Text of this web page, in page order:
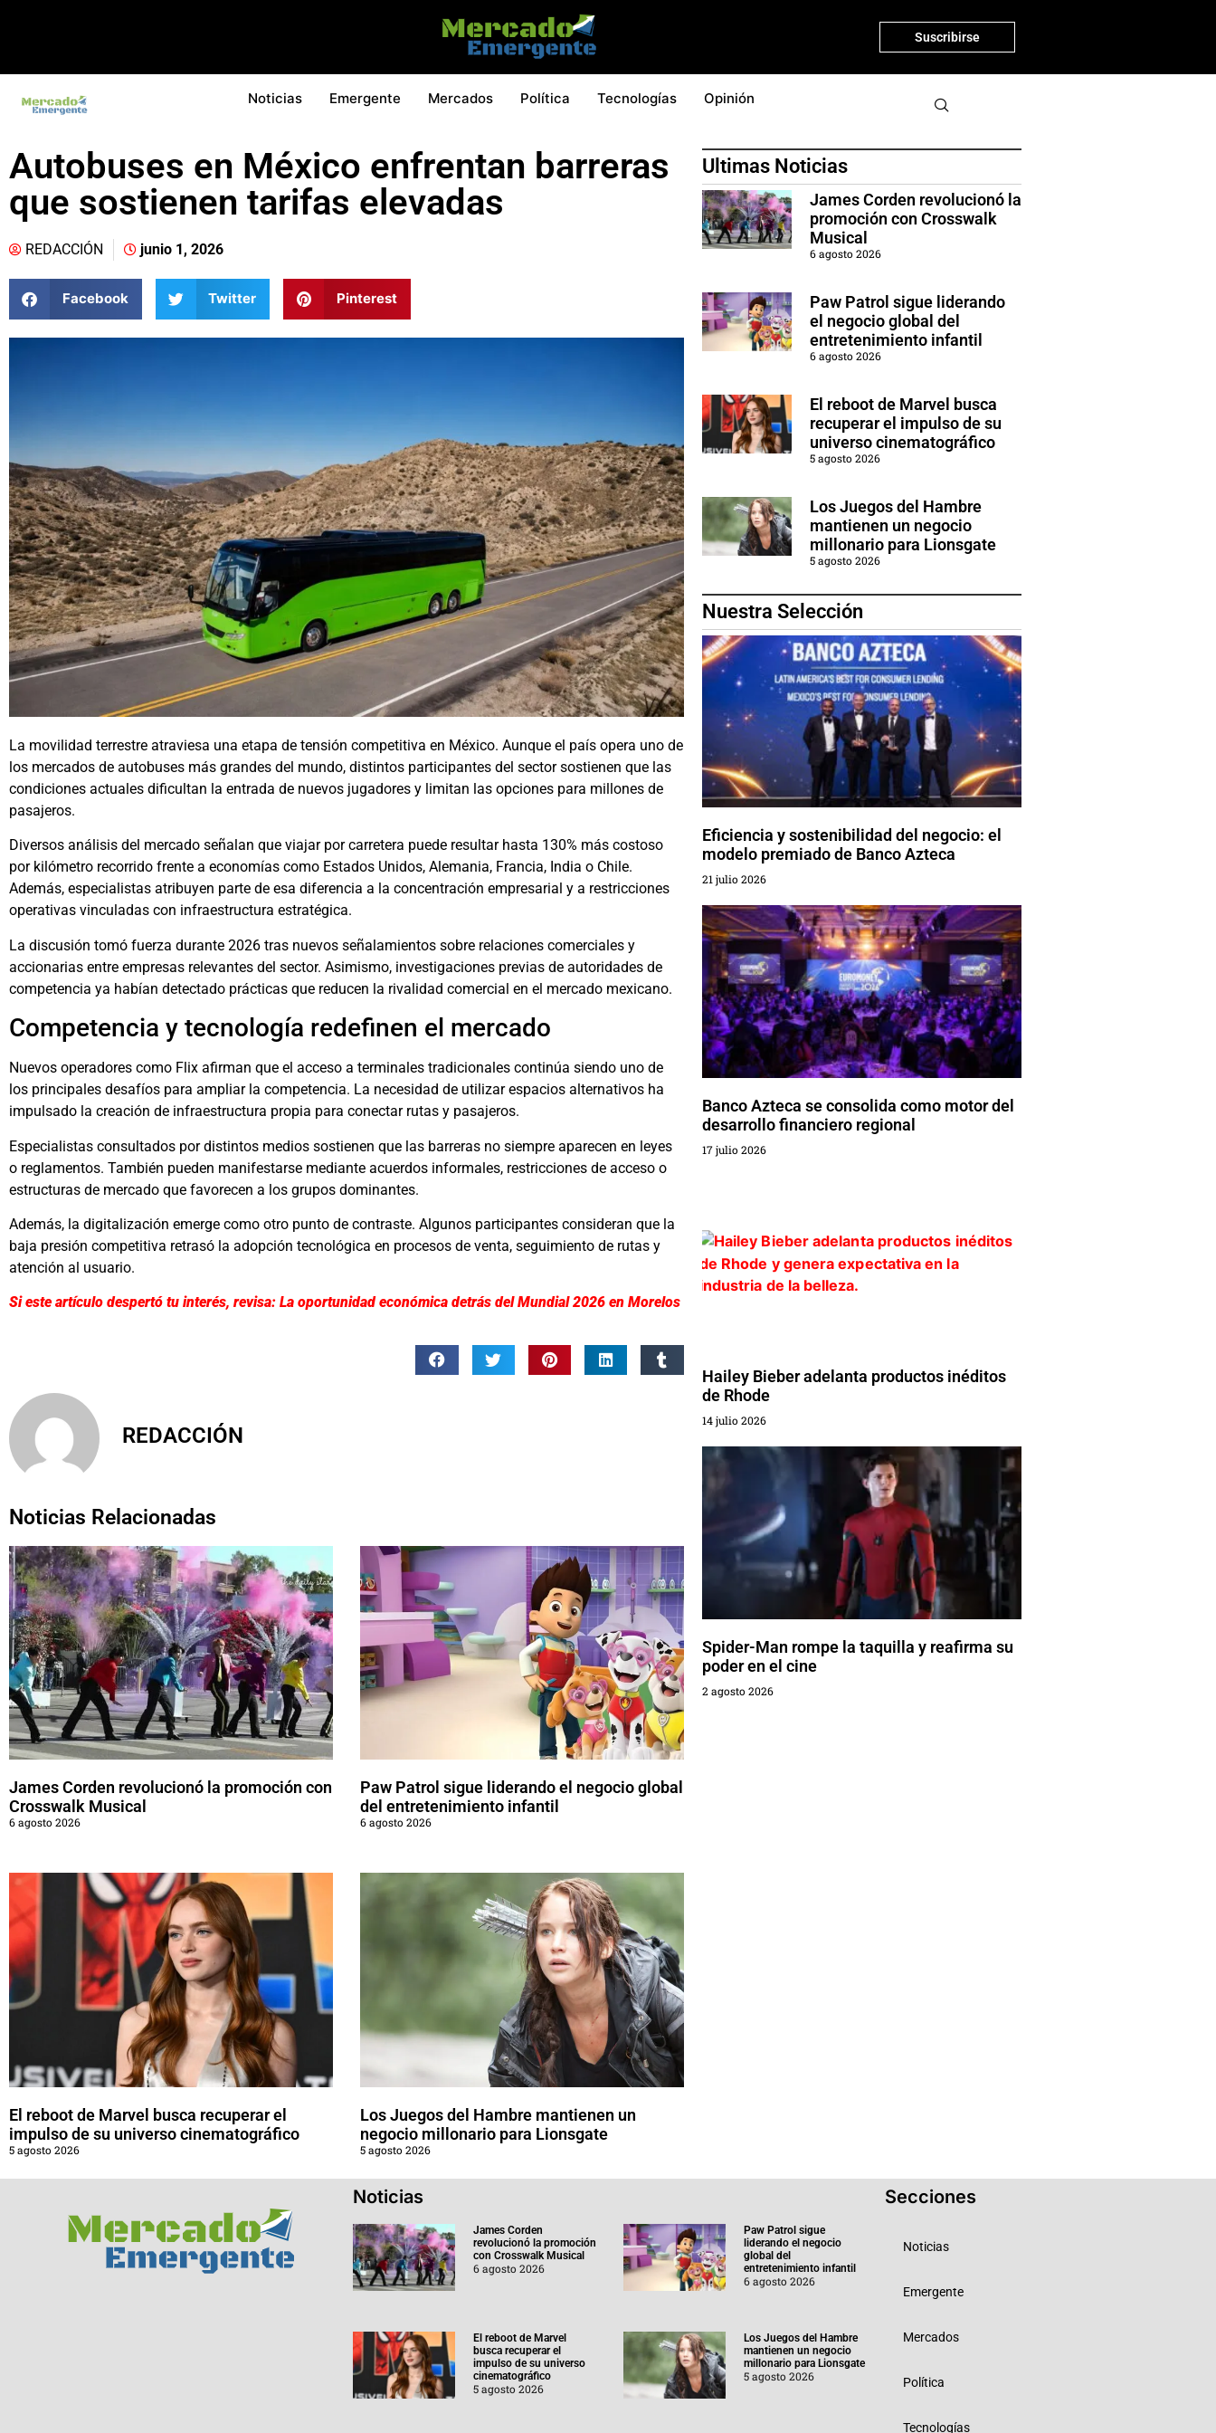
Suscribirse
Noticias Emergente Mercados Política Tecnologías Opinión
Autobuses en México enfrentan barreras
que sostienen tarifas elevadas
REDACCIÓN junio 1, 2026
Facebook Twitter Pinterest
La movilidad terrestre atraviesa una etapa de tensión competitiva en México. Aunque el país opera uno de
los mercados de autobuses más grandes del mundo, distintos participantes del sector sostienen que las
condiciones actuales dificultan la entrada de nuevos jugadores y limitan las opciones para millones de
pasajeros.
Diversos análisis del mercado señalan que viajar por carretera puede resultar hasta 130% más costoso
por kilómetro recorrido frente a economías como Estados Unidos, Alemania, Francia, India o Chile.
Además, especialistas atribuyen parte de esa diferencia a la concentración empresarial y a restricciones
operativas vinculadas con infraestructura estratégica.
La discusión tomó fuerza durante 2026 tras nuevos señalamientos sobre relaciones comerciales y
accionarias entre empresas relevantes del sector. Asimismo, investigaciones previas de autoridades de
competencia ya habían detectado prácticas que reducen la rivalidad comercial en el mercado mexicano.
Competencia y tecnología redefinen el mercado
Nuevos operadores como Flix afirman que el acceso a terminales tradicionales continúa siendo uno de
los principales desafíos para ampliar la competencia. La necesidad de utilizar espacios alternativos ha
impulsado la creación de infraestructura propia para conectar rutas y pasajeros.
Especialistas consultados por distintos medios sostienen que las barreras no siempre aparecen en leyes
o reglamentos. También pueden manifestarse mediante acuerdos informales, restricciones de acceso o
estructuras de mercado que favorecen a los grupos dominantes.
Además, la digitalización emerge como otro punto de contraste. Algunos participantes consideran que la
baja presión competitiva retrasó la adopción tecnológica en procesos de venta, seguimiento de rutas y
atención al usuario.
Si este artículo despertó tu interés, revisa: La oportunidad económica detrás del Mundial 2026 en Morelos
REDACCIÓN
Noticias Relacionadas
James Corden revolucionó la promoción con
Crosswalk Musical
6 agosto 2026
Paw Patrol sigue liderando el negocio global
del entretenimiento infantil
6 agosto 2026
El reboot de Marvel busca recuperar el
impulso de su universo cinematográfico
5 agosto 2026
Los Juegos del Hambre mantienen un
negocio millonario para Lionsgate
5 agosto 2026
Ultimas Noticias
James Corden revolucionó la
promoción con Crosswalk
Musical
6 agosto 2026
Paw Patrol sigue liderando
el negocio global del
entretenimiento infantil
6 agosto 2026
El reboot de Marvel busca
recuperar el impulso de su
universo cinematográfico
5 agosto 2026
Los Juegos del Hambre
mantienen un negocio
millonario para Lionsgate
5 agosto 2026
Nuestra Selección
Eficiencia y sostenibilidad del negocio: el
modelo premiado de Banco Azteca
21 julio 2026
Banco Azteca se consolida como motor del
desarrollo financiero regional
17 julio 2026
Hailey Bieber adelanta productos inéditos
de Rhode
14 julio 2026
Spider-Man rompe la taquilla y reafirma su
poder en el cine
2 agosto 2026
Noticias
James Corden
revolucionó la promoción
con Crosswalk Musical
6 agosto 2026
Paw Patrol sigue
liderando el negocio
global del
entretenimiento infantil
6 agosto 2026
El reboot de Marvel
busca recuperar el
impulso de su universo
cinematográfico
5 agosto 2026
Los Juegos del Hambre
mantienen un negocio
millonario para Lionsgate
5 agosto 2026
Secciones
Noticias
Emergente
Mercados
Política
Tecnologías